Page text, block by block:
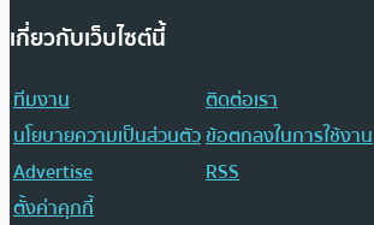
เกี่ยวกับเว็บไซต์นี้
ทีมงาน
ติดต่อเรา
นโยบายความเป็นส่วนตัวข้อตกลงในการใช้งาน
Advertise
RSS
ตั้งค่าคุกกี้